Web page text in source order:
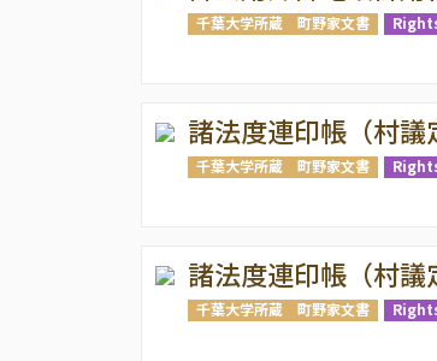
千葉大学所蔵 町野家文書
諸法度連印帳（村議
千葉大学所蔵 町野家文書
諸法度連印帳（村議
千葉大学所蔵 町野家文書